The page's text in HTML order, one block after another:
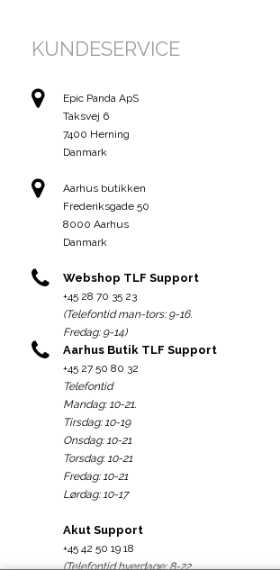
KUNDESERVICE
Epic Panda ApS
Taksvej 6
7400 Herning
Danmark
Aarhus butikken
Frederiksgade 50
8000 Aarhus
Danmark
Webshop TLF Support
+45 28 70 35 23
(Telefontid man-tors: 9-16.
Fredag: 9-14)
Aarhus Butik TLF Support
+45 27 50 80 32
Telefontid
Mandag: 10-21.
Tirsdag: 10-19
Onsdag: 10-21
Torsdag: 10-21
Fredag: 10-21
Lørdag: 10-17
Akut Support
+45 42 50 19 18
(Telefontid hverdage: 8-22.